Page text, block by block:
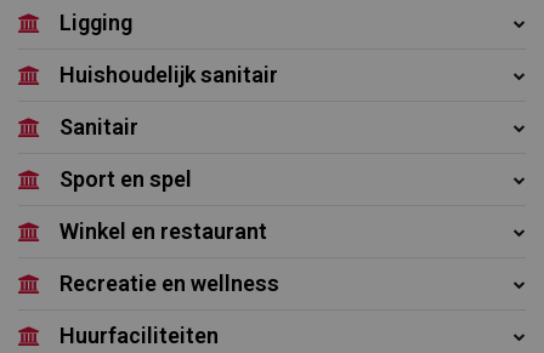
Ligging
Huishoudelijk sanitair
Sanitair
Sport en spel
Winkel en restaurant
Recreatie en wellness
Huurfaciliteiten